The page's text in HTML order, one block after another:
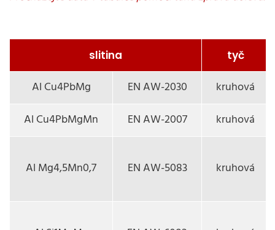
slitina tyč
Al Cu4PbMg EN AW-2030
kruhová
Al Cu4PbMgMn
EN AW-2007 kruhová
Al Mg4,5Mn0,7 EN AW-5083 kruhová